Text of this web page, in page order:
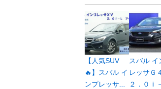
【人気SUV
🔥】スバル イ
ンプレッサ...
スバル イ
レッサＧ
２．０ｉ－